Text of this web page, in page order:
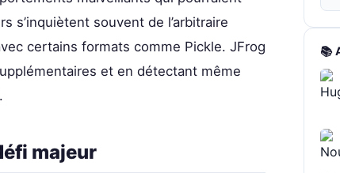
s’inquiètent souvent de l’arbitraire
certains formats comme Pickle. JFrog
et en détectant même
majeur
📚